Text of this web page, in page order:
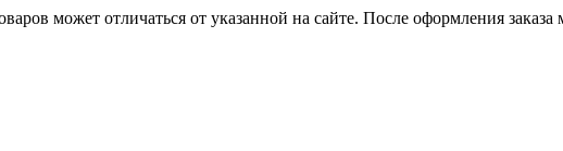
может отличаться от указанной на сайте. После оформления